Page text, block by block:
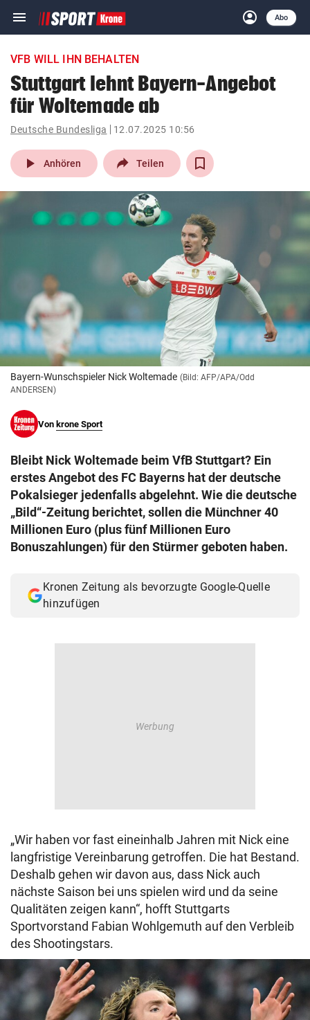
menu Navigation
ein-/ausklappen
account_circle
Anmelden
Abo
close Schließen
account_circle Anmelden
pin_drop
Wien arrow_right
bookmark
© Krone Multimedia GmbH & Co KG 2026
Muthgasse 2, 1190 Wien
VFB WILL IHN BEHALTEN
Stuttgart lehnt Bayern-Angebot
für Woltemade ab
Deutsche Bundesliga 12.07.2025 10:56
play_arrow Anhören Teilen
Bayern-Wunschspieler Nick Woltemade (Bild: AFP/APA/Odd
ANDERSEN)
Von krone Sport
Bleibt Nick Woltemade beim VfB Stuttgart? Ein
erstes Angebot des FC Bayerns hat der deutsche
Pokalsieger jedenfalls abgelehnt. Wie die deutsche
„Bild“-Zeitung berichtet, sollen die Münchner 40
Millionen Euro (plus fünf Millionen Euro
Bonuszahlungen) für den Stürmer geboten haben.
Kronen Zeitung als bevorzugte Google-Quelle
hinzufügen
„Wir haben vor fast eineinhalb Jahren mit Nick eine
langfristige Vereinbarung getroffen. Die hat Bestand.
Deshalb gehen wir davon aus, dass Nick auch
nächste Saison bei uns spielen wird und da seine
Qualitäten zeigen kann“, hofft Stuttgarts
Sportvorstand Fabian Wohlgemuth auf den Verbleib
des Shootingstars.